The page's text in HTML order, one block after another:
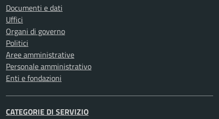
Documenti e dati
Uffici
Organi di governo
Politici
Aree amministrative
Personale amministrativo
Enti e fondazioni
CATEGORIE DI SERVIZIO